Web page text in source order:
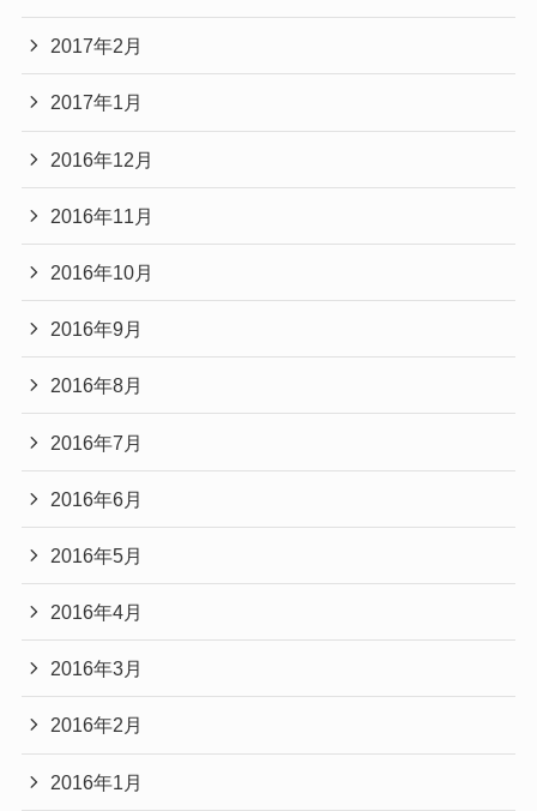
2017年2月
2017年1月
2016年12月
2016年11月
2016年10月
2016年9月
2016年8月
2016年7月
2016年6月
2016年5月
2016年4月
2016年3月
2016年2月
2016年1月